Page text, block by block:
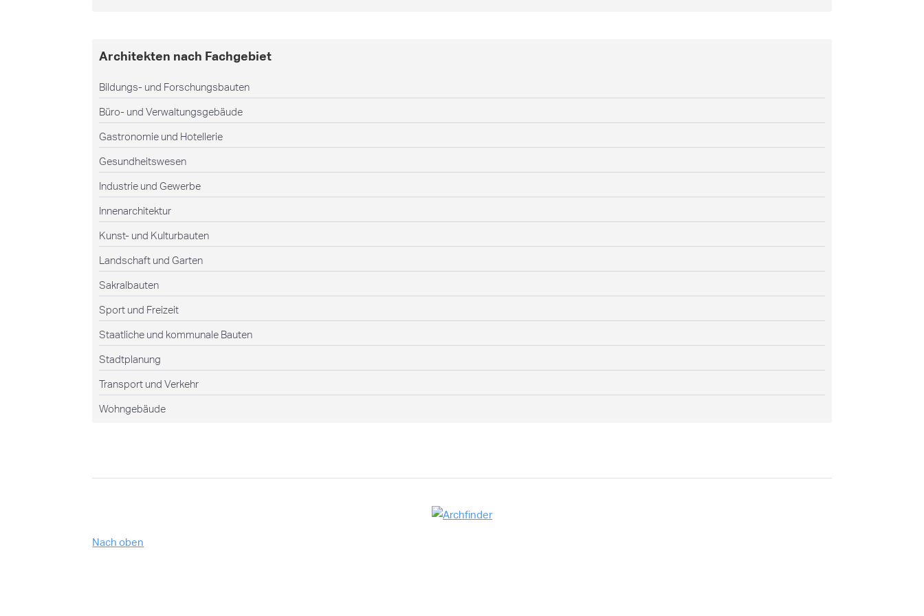
Architekten nach Fachgebiet
Bildungs- und Forschungsbauten
Büro- und Verwaltungsgebäude
Gastronomie und Hotellerie
Gesundheitswesen
Industrie und Gewerbe
Innenarchitektur
Kunst- und Kulturbauten
Landschaft und Garten
Sakralbauten
Sport und Freizeit
Staatliche und kommunale Bauten
Stadtplanung
Transport und Verkehr
Wohngebäude
Nach oben